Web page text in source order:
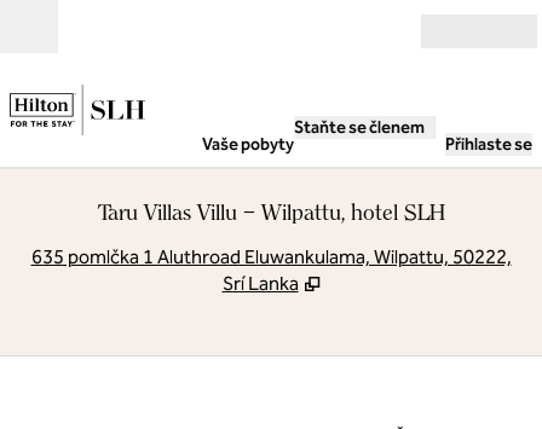
Vaše pobyty
Staňte se členem
Přihlaste se
Taru Villas Villu – Wilpattu, hotel SLH
635 pomlčka 1 Aluthroad Eluwankulama, Wilpattu, 50222,
Srí Lanka